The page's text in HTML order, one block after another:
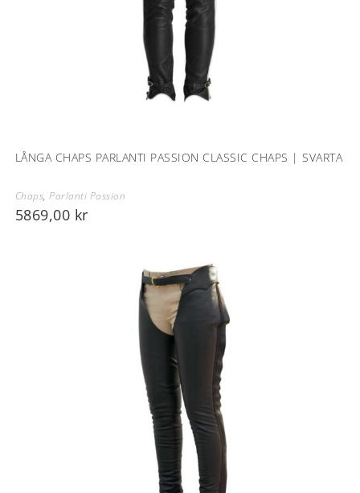
LÅNGA CHAPS PARLANTI PASSION CLASSIC CHAPS | SVARTA
Chaps,Parlanti Passion
5869,00 kr